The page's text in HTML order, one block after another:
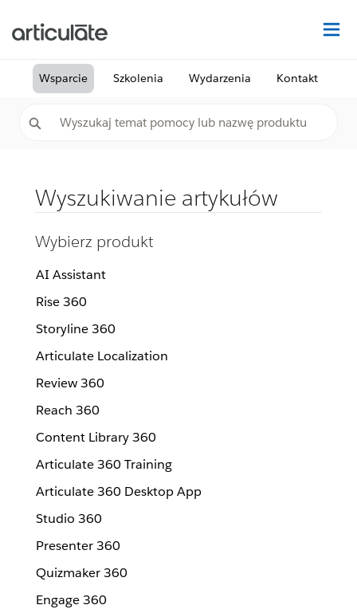
Wsparcie Szkolenia Wydarzenia Kontakt
Wyszukiwanie artykułów
Wybierz produkt
AI Assistant
Rise 360
Storyline 360
Articulate Localization
Review 360
Reach 360
Content Library 360
Articulate 360 Training
Articulate 360 Desktop App
Studio 360
Presenter 360
Quizmaker 360
Engage 360